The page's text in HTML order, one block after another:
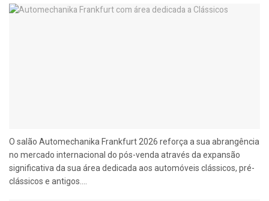
O salão Automechanika Frankfurt 2026 reforça a sua abrangência
no mercado internacional do pós-venda através da expansão
significativa da sua área dedicada aos automóveis clássicos, pré-
clássicos e antigos....